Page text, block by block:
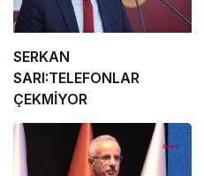
SERKAN
SARI:TELEFONLAR
ÇEKMİYOR